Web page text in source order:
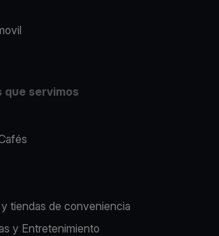
que servimos
tiendas de conveniencia
y Entretenimiento